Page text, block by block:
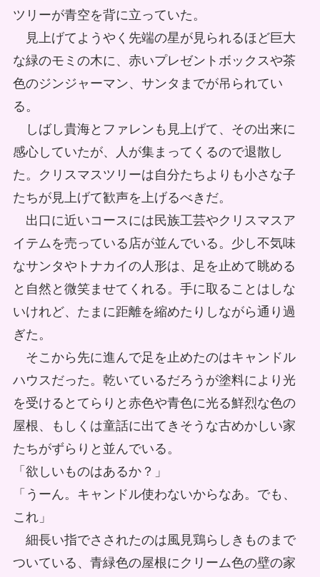
ツリーが青空を背に立っていた。
見上げてようやく先端の星が見られるほど巨大
な緑のモミの木に、赤いプレゼントボックスや茶
色のジンジャーマン、サンタまでが吊られてい
る。
しばし貴海とファレンも見上げて、その出来に
感心していたが、人が集まってくるので退散し
た。クリスマスツリーは自分たちよりも小さな子
たちが見上げて歓声を上げるべきだ。
出口に近いコースには民族工芸やクリスマスア
イテムを売っている店が並んでいる。少し不気味
なサンタやトナカイの人形は、足を止めて眺める
と自然と微笑ませてくれる。手に取ることはしな
いけれど、たまに距離を縮めたりしながら通り過
ぎた。
そこから先に進んで足を止めたのはキャンドル
ハウスだった。乾いているだろうが塗料により光
を受けるとてらりと赤色や青色に光る鮮烈な色の
屋根、もしくは童話に出てきそうな古めかしい家
たちがずらりと並んでいる。
「欲しいものはあるか？」
「うーん。キャンドル使わないからなあ。でも、
これ」
細長い指でさされたのは風見鶏らしきものまで
ついている、青緑色の屋根にクリーム色の壁の家